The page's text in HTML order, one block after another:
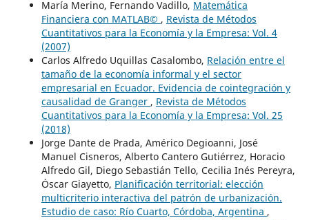
María Merino, Fernando Vadillo, Matemática
Financiera con MATLAB© , Revista de Métodos
Cuantitativos para la Economía y la Empresa: Vol. 4
(2007)
Carlos Alfredo Uquillas Casalombo, Relación entre el
tamaño de la economía informal y el sector
empresarial en Ecuador. Evidencia de cointegración y
causalidad de Granger , Revista de Métodos
Cuantitativos para la Economía y la Empresa: Vol. 25
(2018)
Jorge Dante de Prada, Américo Degioanni, José
Manuel Cisneros, Alberto Cantero Gutiérrez, Horacio
Alfredo Gil, Diego Sebastián Tello, Cecilia Inés Pereyra,
Óscar Giayetto, Planificación territorial: elección
multicriterio interactiva del patrón de urbanización.
Estudio de caso: Río Cuarto, Córdoba, Argentina ,